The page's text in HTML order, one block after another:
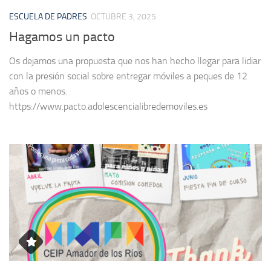
ESCUELA DE PADRES OCTUBRE 3, 2025
Hagamos un pacto
Os dejamos una propuesta que nos han hecho llegar para lidiar
con la presión social sobre entregar móviles a peques de 12
años o menos.
https://www.pacto.adolescencialibredemoviles.es